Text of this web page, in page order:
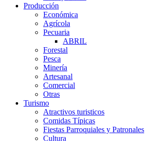
Producción
Económica
Agrícola
Pecuaria
ABRIL
Forestal
Pesca
Minería
Artesanal
Comercial
Otras
Turismo
Atractivos turisticos
Comidas Típicas
Fiestas Parroquiales y Patronales
Cultura